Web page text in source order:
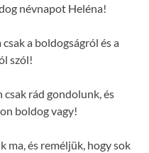
névnapot Heléna!
a boldogságról és a
szól!
csak rád gondolunk, és
boldog vagy!
ma, és reméljük, hogy sok